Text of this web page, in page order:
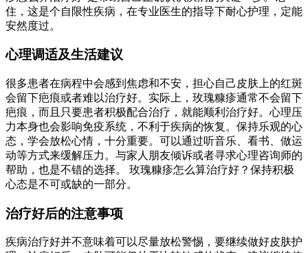
住，这是个自限性疾病，在专业医生的指导下耐心护理，定能
安然度过。
心理调适及生活建议
很多患者在病程中会感到焦虑和不安，担心自己皮肤上的红斑
会留下疤痕或者难以治疗好。实际上，玫瑰糠疹通常不会留下
疤痕，而且只要患者积极配合治疗，就能顺利治疗好。心理压
力本身也会影响免疫系统，不利于疾病的恢复。保持乐观的心
态，学会放松心情，十分重要。可以通过听音乐、看书、做运
动等方式来缓解压力。与家人朋友倾诉或者寻求心理咨询师的
帮助，也是不错的选择。 玫瑰糠疹怎么算治疗好？保持积极
心态是不可或缺的一部分。
治疗好后的注意事项
疾病治疗好并不意味着可以尽量放松警惕，要继续做好皮肤护